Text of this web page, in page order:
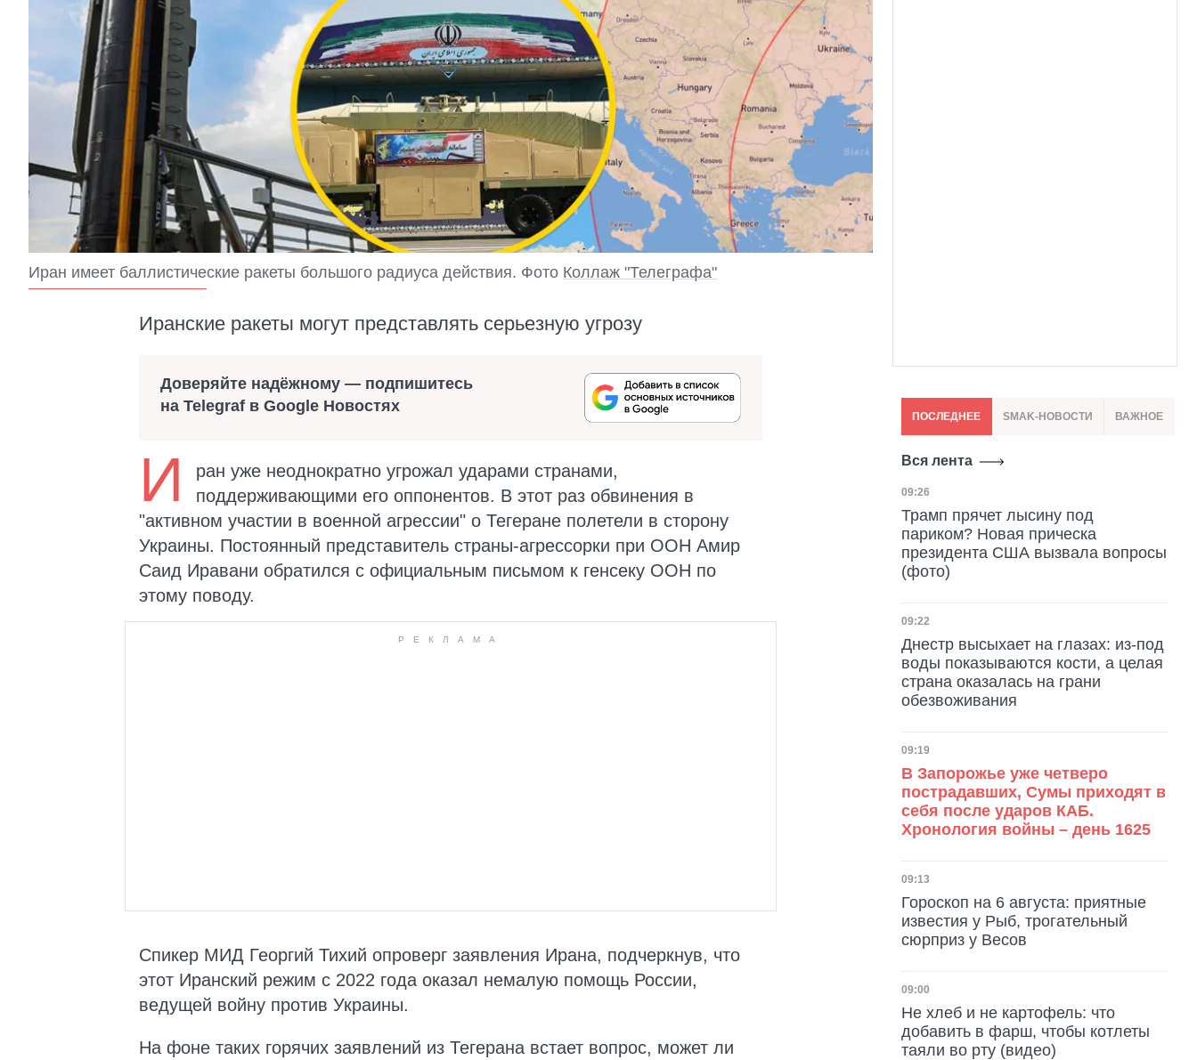
Иран имеет баллистические ракеты большого радиуса действия. Фото Коллаж "Телеграфа"
Иранские ракеты могут представлять серьезную угрозу
Доверяйте надёжному — подпишитесь
на Telegraf в Google Новостях
И
ран уже неоднократно угрожал ударами странами,
поддерживающими его оппонентов. В этот раз обвинения в
"активном участии в военной агрессии" о Тегеране полетели в сторону
Украины. Постоянный представитель страны-агрессорки при ООН Амир
Саид Иравани обратился с официальным письмом к генсеку ООН по
этому поводу.
Спикер МИД Георгий Тихий опроверг заявления Ирана, подчеркнув, что
этот Иранский режим с 2022 года оказал немалую помощь России,
ведущей войну против Украины.
На фоне таких горячих заявлений из Тегерана встает вопрос, может ли
ПОСЛЕДНЕЕ SMAK-НОВОСТИ ВАЖНОЕ
Вся лента
Дата публикации
09:26
Трамп прячет лысину под
париком? Новая прическа
президента США вызвала вопросы
(фото)
Дата публикации
09:22
Днестр высыхает на глазах: из-под
воды показываются кости, а целая
страна оказалась на грани
обезвоживания
Дата публикации
09:19
В Запорожье уже четверо
пострадавших, Сумы приходят в
себя после ударов КАБ.
Хронология войны – день 1625
Дата публикации
09:13
Гороскоп на 6 августа: приятные
известия у Рыб, трогательный
сюрприз у Весов
Дата публикации
09:00
Не хлеб и не картофель: что
добавить в фарш, чтобы котлеты
таяли во рту (видео)